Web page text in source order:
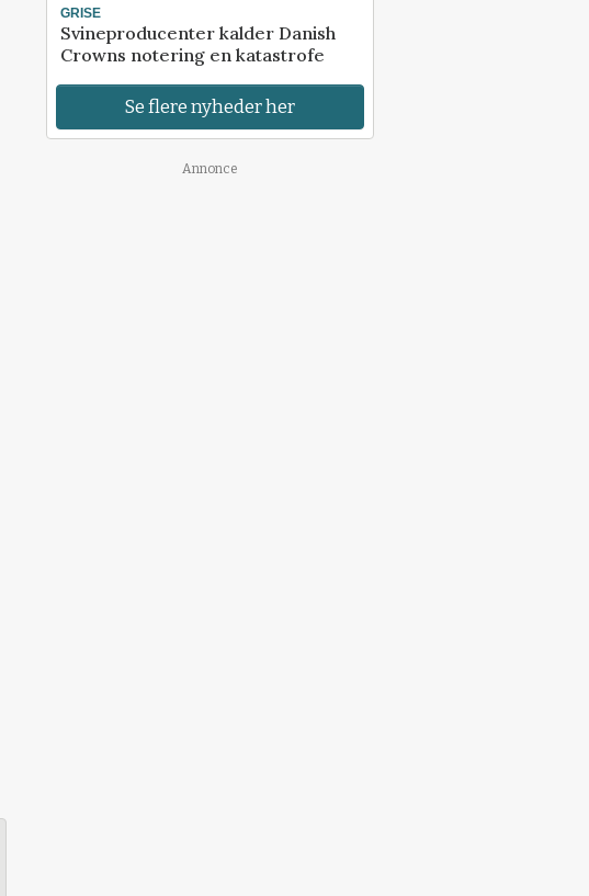
GRISE
Svineproducenter kalder Danish
Crowns notering en katastrofe
Se flere nyheder her
Annonce